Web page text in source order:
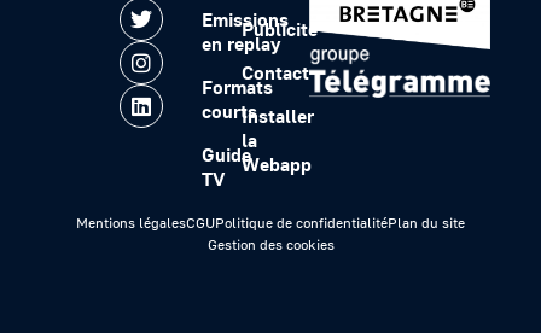
Emissions
en replay
Formats
courts
Guide
TV
Publicité
Contact
Installer
la
Webapp
Mentions légalesCGUPolitique de confidentialitéPlan du site
Gestion des cookies